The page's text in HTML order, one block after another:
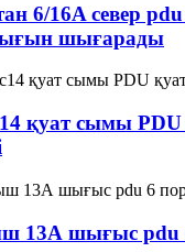
6/16A север
шығарады
қуат сымы PDU
13А шығыс pdu